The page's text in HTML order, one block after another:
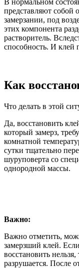
представляют собой
замерзании, под
этих компонента
растворитель.
способность. И клей
Как
Что делать в этой
Да, восстановить
который замерз,
комнатной
сутки тщательно
шуруповерта со
однородной массы.
Важно:
Важно отметить,
замерзший клей.
восстановить
разрушается. После